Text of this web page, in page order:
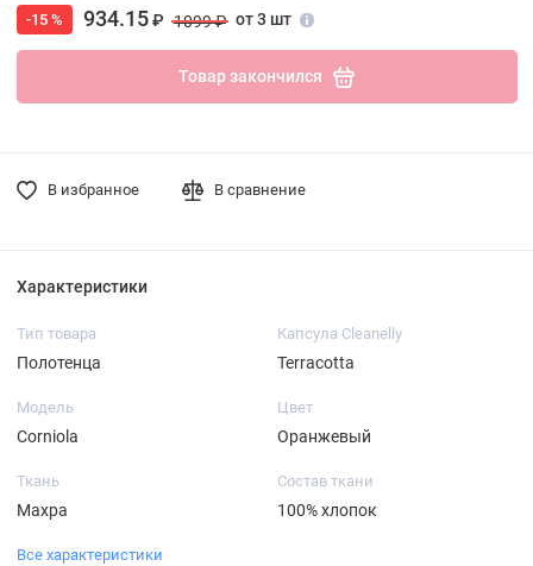
-15 % 934.15₽ 1099 ₽ от 3 шт
Товар закончился
В избранное В сравнение
Характеристики
Тип товара
Полотенца
Капсула Cleanelly
Terracotta
Модель
Corniola
Цвет
Оранжевый
Ткань
Махра
Состав ткани
100% хлопок
Все характеристики